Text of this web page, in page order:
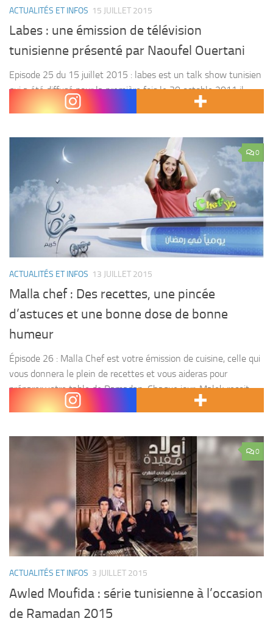
ACTUALITÉS ET INFOS 15 JUILLET 2015
Labes : une émission de télévision
tunisienne présenté par Naoufel Ouertani
Episode 25 du 15 juillet 2015 : labes est un talk show tunisien
qui a été diffusé pour la première fois le 30 octoble 2011 il
s’est inspiré du Late show David Latterman ....
0
ACTUALITÉS ET INFOS 13 JUILLET 2015
Malla chef : Des recettes, une pincée
d’astuces et une bonne dose de bonne
humeur
Épisode 26 : Malla Chef est votre émission de cuisine, celle qui
vous donnera le plein de recettes et vous aideras pour
préparer votre table de Ramadan. Chaque jour, Malek reçoit
deux grands chefs tunisiens; Le...
0
ACTUALITÉS ET INFOS 3 JUILLET 2015
Awled Moufida : série tunisienne à l’occasion
de Ramadan 2015